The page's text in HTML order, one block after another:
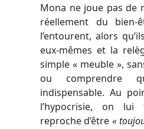
Mona ne joue pas de
réellement du
l’entourent, alors
eux-mêmes et la
simple « meuble »,
ou comprendre
indispensable. Au
l’hypocrisie, on
reproche d’être «